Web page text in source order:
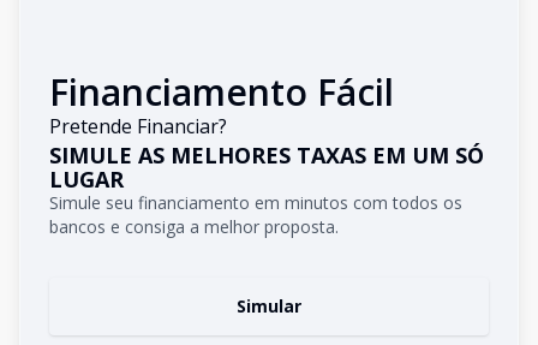
Financiamento Fácil
Pretende Financiar?
SIMULE AS MELHORES TAXAS EM UM SÓ
LUGAR
Simule seu financiamento em minutos com todos os
bancos e consiga a melhor proposta.
Simular